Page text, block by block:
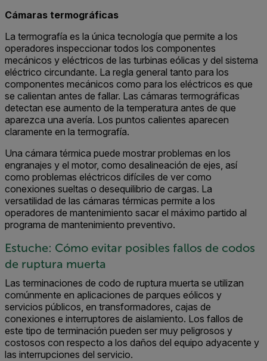
Cámaras termográficas
La termografía es la única tecnología que permite a los
operadores inspeccionar todos los componentes
mecánicos y eléctricos de las turbinas eólicas y del sistema
eléctrico circundante. La regla general tanto para los
componentes mecánicos como para los eléctricos es que
se calientan antes de fallar. Las cámaras termográficas
detectan ese aumento de la temperatura antes de que
aparezca una avería. Los puntos calientes aparecen
claramente en la termografía.
Una cámara térmica puede mostrar problemas en los
engranajes y el motor, como desalineación de ejes, así
como problemas eléctricos difíciles de ver como
conexiones sueltas o desequilibrio de cargas. La
versatilidad de las cámaras térmicas permite a los
operadores de mantenimiento sacar el máximo partido al
programa de mantenimiento preventivo.
Estuche: Cómo evitar posibles fallos de codos
de ruptura muerta
Las terminaciones de codo de ruptura muerta se utilizan
comúnmente en aplicaciones de parques eólicos y
servicios públicos, en transformadores, cajas de
conexiones e interruptores de aislamiento. Los fallos de
este tipo de terminación pueden ser muy peligrosos y
costosos con respecto a los daños del equipo adyacente y
las interrupciones del servicio.